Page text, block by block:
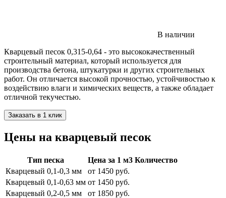
В наличии
Кварцевый песок 0,315-0,64 - это высококачественный
строительный материал, который используется для
производства бетона, штукатурки и других строительных
работ. Он отличается высокой прочностью, устойчивостью к
воздействию влаги и химических веществ, а также обладает
отличной текучестью.
Заказать в 1 клик
Цены на кварцевый песок
Тип песка Цена за 1 м3 Количество
Кварцевый 0,1-0,3 мм
от 1450 руб.
Кварцевый 0,1-0,63 мм от 1450 руб.
Кварцевый 0,2-0,5 мм
от 1850 руб.